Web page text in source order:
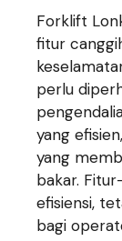
Forklift
fitur
perlu
yang
yang
bakar.
efisiensi,
bagi